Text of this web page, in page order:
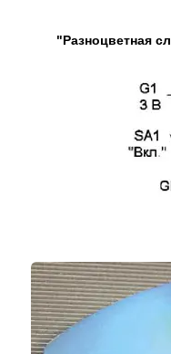
"Разноцветная